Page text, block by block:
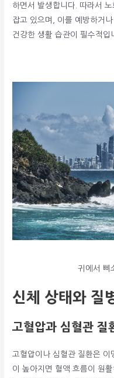
하면서 발생합니다. 따라서
잡고 있으며, 이를 예방하거
건강한 생활 습관이 필수적입
귀에서 삐
신체 상태와 질
고혈압과 심혈관 질
고혈압이나 심혈관 질환은 이
이 높아지면 혈액 흐름이 원